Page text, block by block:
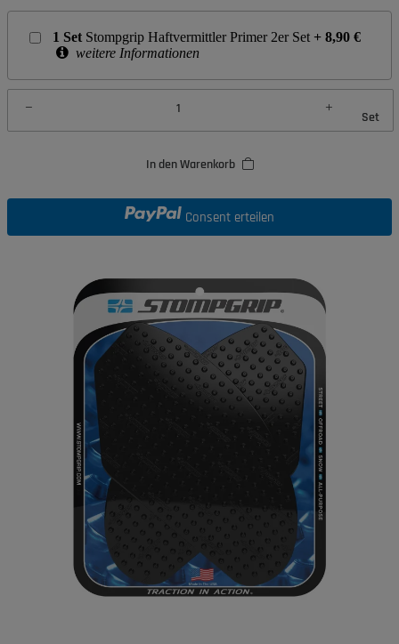
1 Set Stompgrip Haftvermittler Primer 2er Set + 8,90 €
weitere Informationen
Set
In den Warenkorb
Consent erteilen